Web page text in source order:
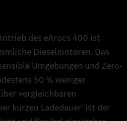
des eArocs 400 ist
Dieselmotoren. Das
Umgebungen und Zero-
50 % weniger
vergleichbaren
kurzen Ladedauer1 ist der